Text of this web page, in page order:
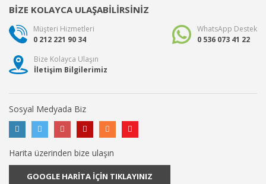
BİZE KOLAYCA ULAŞABİLİRSİNİZ
Müşteri Hizmetleri
0 212 221 90 34
WhatsApp Destek
0 536 073 41 22
Bize Kolayca Ulaşın
İletişim Bilgilerimiz
Sosyal Medyada Biz
Harita üzerinden bize ulaşın
GOOGLE HARİTA İÇİN TIKLAYINIZ